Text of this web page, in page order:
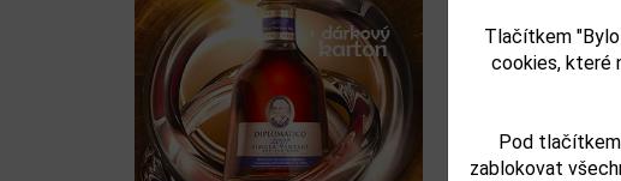
Tlačítkem
cookies, které
Pod
zablokovat